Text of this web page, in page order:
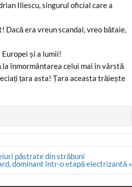
Iliescu, singurul oficial care a
Dacă era vreun scandal, vreo bătaie,
Europei și a lumii!
înmormântarea celui mai în vârstă
țara asta! Țara aceasta trăiește
păstrate din străbuni
dominant într-o etapă electrizantă »